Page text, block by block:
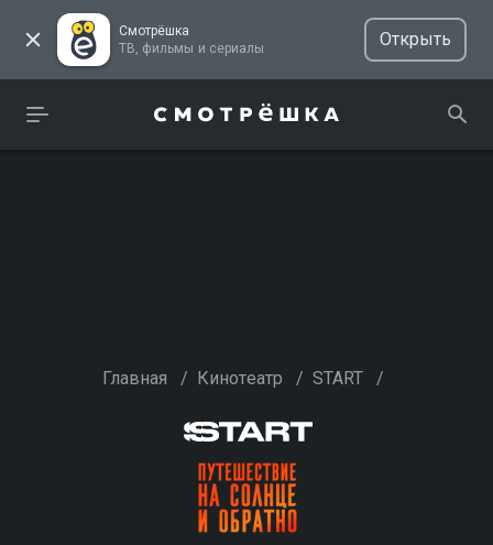
Смотрёшка
ТВ, фильмы и сериалы
Открыть
Главная / Кинотеатр / START /